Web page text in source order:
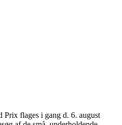
Prix flages i gang d. 6. august